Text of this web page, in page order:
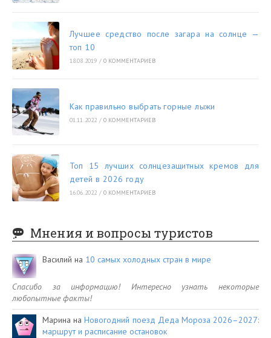
Лучшее средство после загара на солнце —
топ 10
18.08.2019 / 0 КОММЕНТАРИЕВ
Как правильно выбрать горные лыжи
01.11.2022 / 0 КОММЕНТАРИЕВ
Топ 15 лучших солнцезащитных кремов для
детей в 2026 году
16.06.2022 / 0 КОММЕНТАРИЕВ
Мнения и вопросы туристов
Василий на 10 самых холодных стран в мире
Спасибо за информацию! Интересно узнать некоторые
любопытные факты!
Марина наНовогодний поезд Деда Мороза 2026–2027:
маршрут и расписание остановок